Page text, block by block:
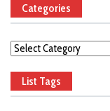
Categories
Categories
List Tags